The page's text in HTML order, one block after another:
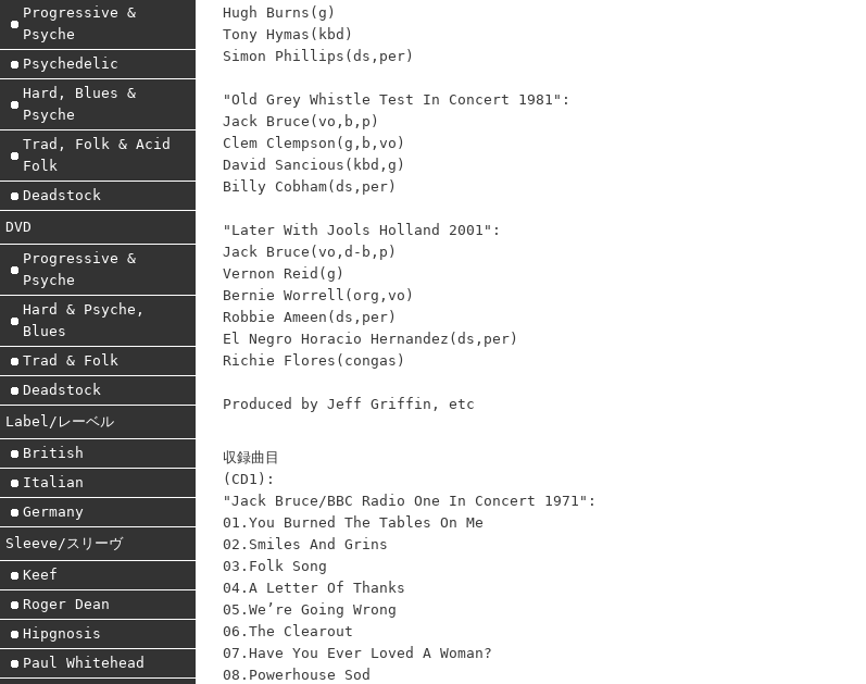
Progressive &
Psyche
Psychedelic
Hard, Blues &
Psyche
Trad, Folk & Acid
Folk
Deadstock
DVD
Progressive &
Psyche
Hard & Psyche,
Blues
Trad & Folk
Deadstock
Label/レーベル
British
Italian
Germany
Sleeve/スリーヴ
Keef
Roger Dean
Hipgnosis
Paul Whitehead
Hugh Burns(g)
Tony Hymas(kbd)
Simon Phillips(ds,per)
"Old Grey Whistle Test In Concert 1981":
Jack Bruce(vo,b,p)
Clem Clempson(g,b,vo)
David Sancious(kbd,g)
Billy Cobham(ds,per)
"Later With Jools Holland 2001":
Jack Bruce(vo,d-b,p)
Vernon Reid(g)
Bernie Worrell(org,vo)
Robbie Ameen(ds,per)
El Negro Horacio Hernandez(ds,per)
Richie Flores(congas)
Produced by Jeff Griffin, etc
収録曲目
(CD1):
"Jack Bruce/BBC Radio One In Concert 1971":
01.You Burned The Tables On Me
02.Smiles And Grins
03.Folk Song
04.A Letter Of Thanks
05.We’re Going Wrong
06.The Clearout
07.Have You Ever Loved A Woman?
08.Powerhouse Sod